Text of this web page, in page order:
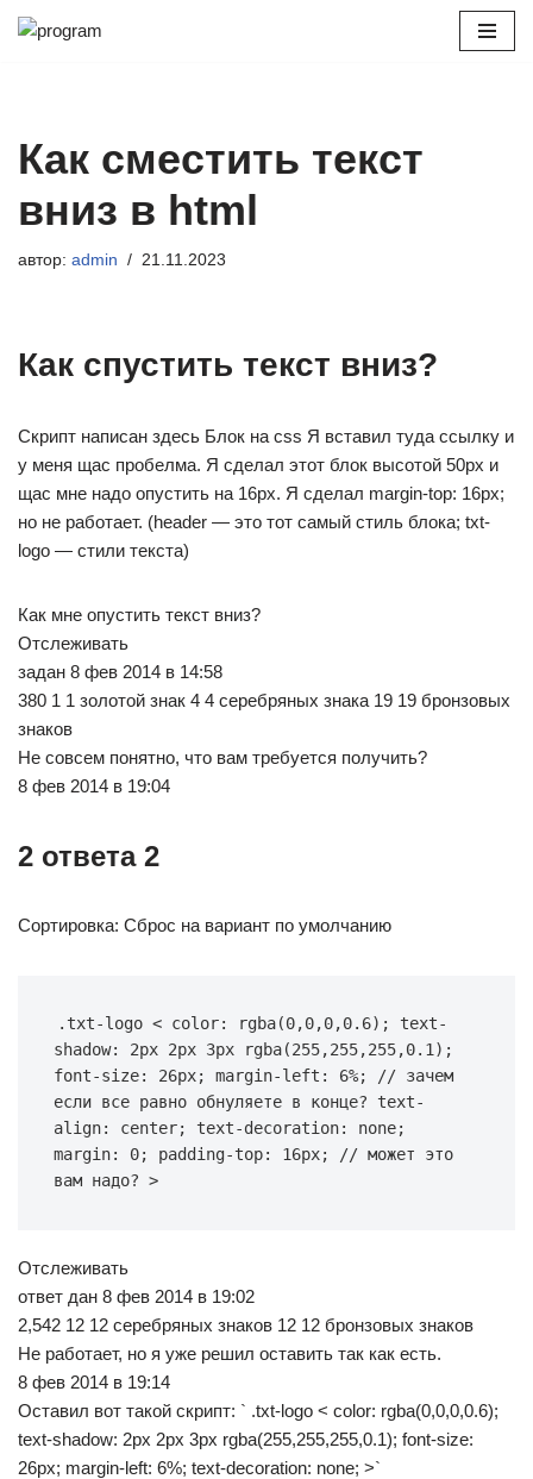
Как сместить текст
вниз в html
автор: admin 21.11.2023
Как спустить текст вниз?
Скрипт написан здесь Блок на css Я вставил туда ссылку и
у меня щас пробелма. Я сделал этот блок высотой 50px и
щас мне надо опустить на 16px. Я сделал margin-top: 16px;
но не работает. (header — это тот самый стиль блока; txt-
logo — стили текста)
Как мне опустить текст вниз?
Отслеживать
задан 8 фев 2014 в 14:58
380 1 1 золотой знак 4 4 серебряных знака 19 19 бронзовых
знаков
Не совсем понятно, что вам требуется получить?
8 фев 2014 в 19:04
2 ответа 2
Сортировка: Сброс на вариант по умолчанию
.txt-logo < color: rgba(0,0,0,0.6); text-
shadow: 2px 2px 3px rgba(255,255,255,0.1);
font-size: 26px; margin-left: 6%; // зачем
если все равно обнуляете в конце? text-
align: center; text-decoration: none;
margin: 0; padding-top: 16px; // может это
вам надо? >
Отслеживать
ответ дан 8 фев 2014 в 19:02
2,542 12 12 серебряных знаков 12 12 бронзовых знаков
Не работает, но я уже решил оставить так как есть.
8 фев 2014 в 19:14
Оставил вот такой скрипт: ` .txt-logo < color: rgba(0,0,0,0.6);
text-shadow: 2px 2px 3px rgba(255,255,255,0.1); font-size:
26px; margin-left: 6%; text-decoration: none; >`